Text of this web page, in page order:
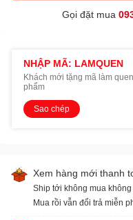
Gọi đặt mua
NHẬP MÃ: LAMQUEN
Khách mới tặng mã làm
phẩm
Sao chép
Xem hàng mới thanh
Ship tới không mua
Mua rồi vẫn đổi trả miễn